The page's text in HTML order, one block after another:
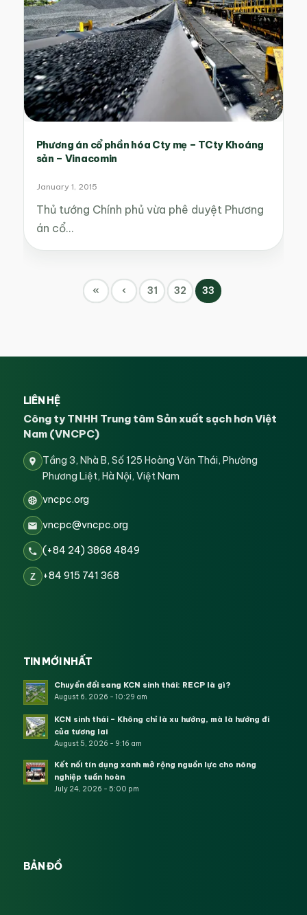
Phương án cổ phần hóa Cty mẹ – TCty Khoáng
sản – Vinacomin
January 1, 2015
Thủ tướng Chính phủ vừa phê duyệt Phương
án cổ…
« ‹ 31 32 33
LIÊN HỆ
Công ty TNHH Trung tâm Sản xuất sạch hơn Việt
Nam (VNCPC)
Tầng 3, Nhà B, Số 125 Hoàng Văn Thái, Phường
Phương Liệt, Hà Nội, Việt Nam
vncpc.org
vncpc@vncpc.org
(+84 24) 3868 4849
Z +84 915 741 368
TIN MỚI NHẤT
Chuyển đổi sang KCN sinh thái: RECP là gì?
August 6, 2026 - 10:29 am
KCN sinh thái – Không chỉ là xu hướng, mà là hướng đi
của tương lai
August 5, 2026 - 9:16 am
Kết nối tín dụng xanh mở rộng nguồn lực cho nông
nghiệp tuần hoàn
July 24, 2026 - 5:00 pm
BẢN ĐỒ